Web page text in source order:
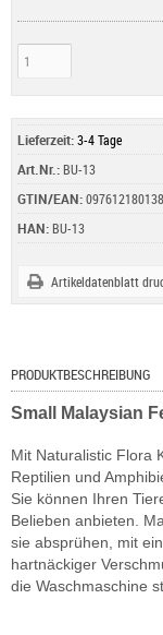
Lieferzeit:3-4 Tage
Art.Nr.:BU-13
GTIN/EAN:
HAN:BU-13
Artikeldatenblatt
PRODUKTBESCHREIBUNG
Small Malaysian
Mit Naturalistic Flora
Reptilien und
Sie können Ihren
Belieben anbieten.
sie absprühen, mit
hartnäckiger
die Waschmaschine